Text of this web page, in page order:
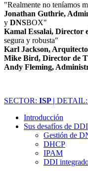
"Realmente no teníamos
Jonathan Guthrie,
y DNSBOX"
Kamal Essalai, Director
segura y robusta"
Karl Jackson,
Mike Bird, Director de
Andy Fleming,
SECTOR: ISP | DETAIL:
Introducción
Sus desafíos de DDI
Gestión de
DHCP
IPAM
DDI